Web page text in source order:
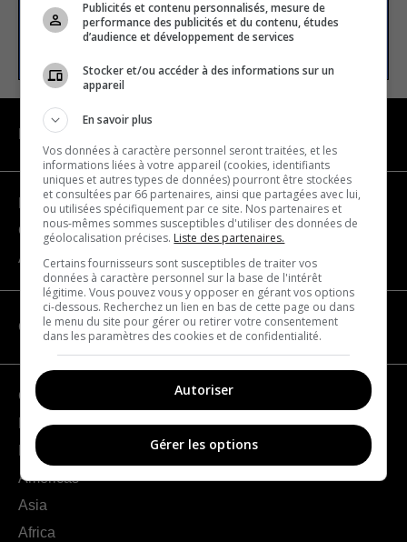
SUBSCRIBE
NAVIGATION
Become a partner
Contact us
About us
CATEGORIES
Geography
France
Europe
Americas
Asia
Africa
Publicités et contenu personnalisés, mesure de
performance des publicités et du contenu, études
d’audience et développement de services
Stocker et/ou accéder à des informations sur un
appareil
En savoir plus
Vos données à caractère personnel seront traitées, et les
informations liées à votre appareil (cookies, identifiants
uniques et autres types de données) pourront être stockées
et consultées par 66 partenaires, ainsi que partagées avec lui,
ou utilisées spécifiquement par ce site. Nos partenaires et
nous-mêmes sommes susceptibles d'utiliser des données de
géolocalisation précises. Liste des partenaires.
Certains fournisseurs sont susceptibles de traiter vos
données à caractère personnel sur la base de l'intérêt
légitime. Vous pouvez vous y opposer en gérant vos options
ci-dessous. Recherchez un lien en bas de cette page ou dans
le menu du site pour gérer ou retirer votre consentement
dans les paramètres des cookies et de confidentialité.
Autoriser
Gérer les options